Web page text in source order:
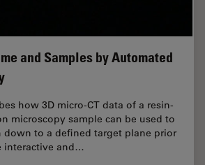
and Samples by Automated
how 3D micro-CT data of a resin-
microscopy sample can be used to
down to a defined target plane prior
interactive and…